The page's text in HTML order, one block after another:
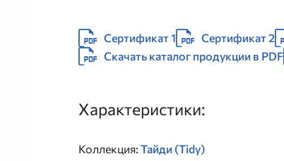
Сертификат 1 Сертификат 2
Скачать каталог продукции в PDF
Характеристики:
Коллекция: Тайди (Tidy)